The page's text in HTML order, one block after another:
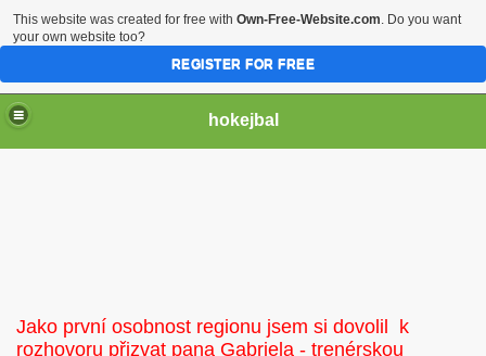
hokejbal
Jako první osobnost regionu jsem si dovolil k
rozhovoru přizvat pana Gabriela - trenérskou
This website was created for free with Own-Free-Website.com. Do you want
your own website too?
REGISTER FOR FREE